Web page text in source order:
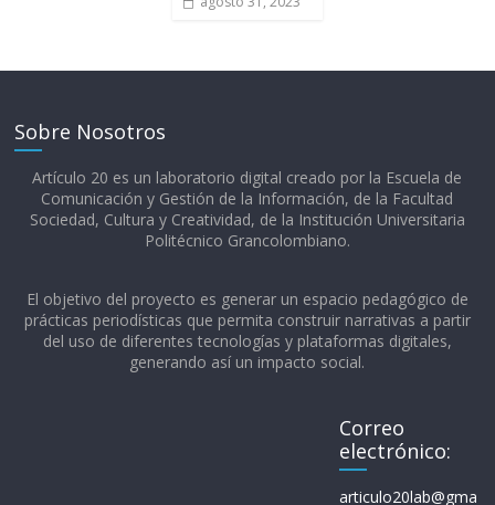
Sobre Nosotros
Artículo 20 es un laboratorio digital creado por la Escuela de
Comunicación y Gestión de la Información, de la Facultad
Sociedad, Cultura y Creatividad, de la Institución Universitaria
Politécnico Grancolombiano.​
El objetivo del proyecto es generar un espacio pedagógico de
prácticas periodísticas que permita construir narrativas a partir
del uso de diferentes tecnologías y plataformas digitales,
generando así un impacto social.
Correo
electrónico:
articulo20lab@gma